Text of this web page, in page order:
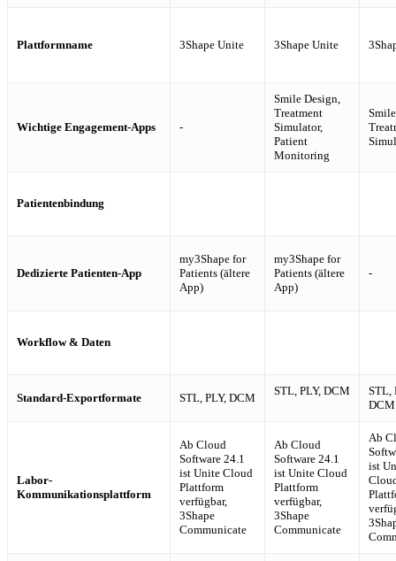
Plattformname 3Shape Unite 3Shape Unite
Wichtige Engagement-Apps -
Smile Design,
Treatment
Simulator,
Patient
Monitoring
Patientenbindung
Dedizierte Patienten-App
my3Shape for
Patients (ältere
App)
my3Shape for
Patients (ältere
App)
-
Workflow & Daten
Standard-Exportformate STL, PLY, DCM
STL, PLY, DCM
STL,
DCM
Labor-
Kommunikationsplattform
Ab Cloud
Software 24.1
ist Unite Cloud
Plattform
verfügbar,
3Shape
Communicate
Ab Cloud
Software 24.1
ist Unite Cloud
Plattform
verfügbar,
3Shape
Communicate
Ab
ist